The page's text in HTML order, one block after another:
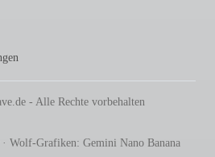
- Alle Rechte vorbehalten
· Wolf-Grafiken: Gemini Nano Banana